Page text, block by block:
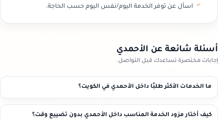
اسأل عن توفر الخدمة اليوم/نفس اليوم حسب الحاجة.
أسئلة شائعة عن الأحمدي
إجابات مختصرة تساعدك قبل التواصل.
ما الخدمات الأكثر طلبًا داخل الأحمدي في الكويت؟
كيف أختار مزود الخدمة المناسب داخل الأحمدي بدون تضييع وقت؟